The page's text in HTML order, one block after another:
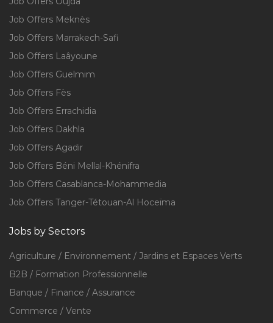
Job Offers Meknès
Job Offers Marrakech-Safi
Job Offers Laâyoune
Job Offers Guelmim
Job Offers Fès
Job Offers Errachidia
Job Offers Dakhla
Job Offers Agadir
Job Offers Béni Mellal-Khénifra
Job Offers Casablanca-Mohammedia
Job Offers Tanger-Tétouan-Al Hoceïma
Jobs by Sectors
Agriculture / Environnement / Jardins et Espaces Verts
B2B / Formation Professionnelle
Banque / Finance / Assurance
Commerce / Vente